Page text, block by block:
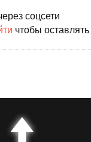
соцсети
чтобы